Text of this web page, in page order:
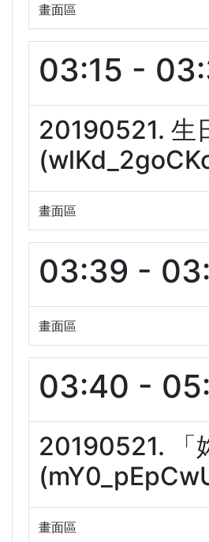
畫面區
03:15 -
20190521.
畫面區
03:39 -
畫面區
03:40 -
20190521. 「
畫面區